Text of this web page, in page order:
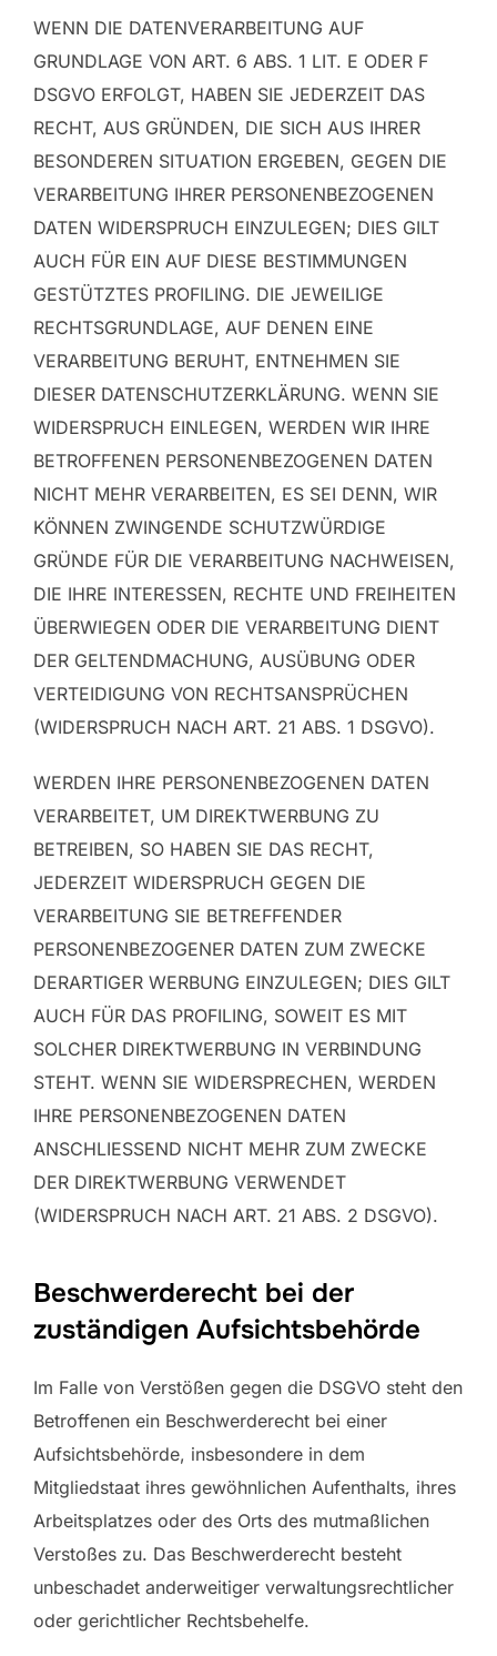
WENN DIE DATENVERARBEITUNG AUF
GRUNDLAGE VON ART. 6 ABS. 1 LIT. E ODER F
DSGVO ERFOLGT, HABEN SIE JEDERZEIT DAS
RECHT, AUS GRÜNDEN, DIE SICH AUS IHRER
BESONDEREN SITUATION ERGEBEN, GEGEN DIE
VERARBEITUNG IHRER PERSONENBEZOGENEN
DATEN WIDERSPRUCH EINZULEGEN; DIES GILT
AUCH FÜR EIN AUF DIESE BESTIMMUNGEN
GESTÜTZTES PROFILING. DIE JEWEILIGE
RECHTSGRUNDLAGE, AUF DENEN EINE
VERARBEITUNG BERUHT, ENTNEHMEN SIE
DIESER DATENSCHUTZERKLÄRUNG. WENN SIE
WIDERSPRUCH EINLEGEN, WERDEN WIR IHRE
BETROFFENEN PERSONENBEZOGENEN DATEN
NICHT MEHR VERARBEITEN, ES SEI DENN, WIR
KÖNNEN ZWINGENDE SCHUTZWÜRDIGE
GRÜNDE FÜR DIE VERARBEITUNG NACHWEISEN,
DIE IHRE INTERESSEN, RECHTE UND FREIHEITEN
ÜBERWIEGEN ODER DIE VERARBEITUNG DIENT
DER GELTENDMACHUNG, AUSÜBUNG ODER
VERTEIDIGUNG VON RECHTSANSPRÜCHEN
(WIDERSPRUCH NACH ART. 21 ABS. 1 DSGVO).
WERDEN IHRE PERSONENBEZOGENEN DATEN
VERARBEITET, UM DIREKTWERBUNG ZU
BETREIBEN, SO HABEN SIE DAS RECHT,
JEDERZEIT WIDERSPRUCH GEGEN DIE
VERARBEITUNG SIE BETREFFENDER
PERSONENBEZOGENER DATEN ZUM ZWECKE
DERARTIGER WERBUNG EINZULEGEN; DIES GILT
AUCH FÜR DAS PROFILING, SOWEIT ES MIT
SOLCHER DIREKTWERBUNG IN VERBINDUNG
STEHT. WENN SIE WIDERSPRECHEN, WERDEN
IHRE PERSONENBEZOGENEN DATEN
ANSCHLIESSEND NICHT MEHR ZUM ZWECKE
DER DIREKTWERBUNG VERWENDET
(WIDERSPRUCH NACH ART. 21 ABS. 2 DSGVO).
Beschwerderecht bei der
zuständigen Aufsichtsbehörde
Im Falle von Verstößen gegen die DSGVO steht den
Betroffenen ein Beschwerderecht bei einer
Aufsichtsbehörde, insbesondere in dem
Mitgliedstaat ihres gewöhnlichen Aufenthalts, ihres
Arbeitsplatzes oder des Orts des mutmaßlichen
Verstoßes zu. Das Beschwerderecht besteht
unbeschadet anderweitiger verwaltungsrechtlicher
oder gerichtlicher Rechtsbehelfe.